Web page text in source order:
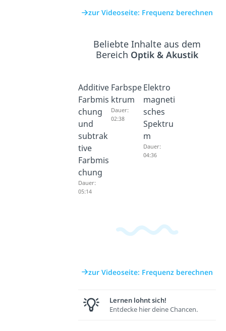
zur Videoseite: Frequenz berechnen
Beliebte Inhalte aus dem
Bereich Optik & Akustik
Additive
Farbmis
chung
und
subtrak
tive
Farbmis
chung
Dauer:
05:14
Farbspe
ktrum
Dauer:
02:38
Elektro
magneti
sches
Spektru
m
Dauer:
04:36
zur Videoseite: Frequenz berechnen
Lernen lohnt sich!
Entdecke hier deine Chancen.